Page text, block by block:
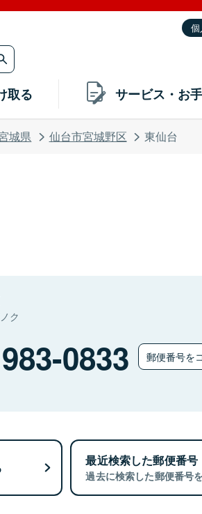
個
取る サービス・お
城県 仙台市宮城野区 東仙台
ク
983-0833 郵便番号を
最近検索した郵便番号
過去に検索した郵便番号